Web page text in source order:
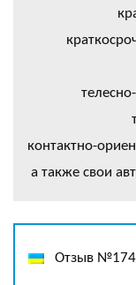
контактно-
а также свои
Отзыв